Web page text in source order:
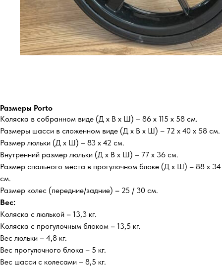
Размеры Porto
Коляска в собранном виде (Д х В х Ш) – 86 х 115 х 58 см.
Размеры шасси в сложенном виде (Д х В х Ш) – 72 х 40 х 58 см.
Размер люльки (Д х Ш) – 83 х 42 см.
Внутренний размер люльки (Д х В х Ш) – 77 х 36 см.
Размер спального места в прогулочном блоке (Д х Ш) – 88 х 34
см.
Размер колес (передние/задние) – 25 / 30 см.
Вес:
Коляска с люлькой – 13,3 кг.
Коляска с прогулочным блоком – 13,5 кг.
Вес люльки – 4,8 кг.
Вес прогулочного блока – 5 кг.
Вес шасси с колесами – 8,5 кг.